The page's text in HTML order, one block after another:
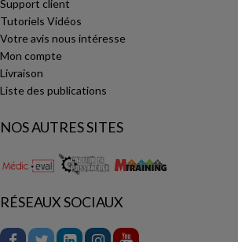
Support client
Tutoriels Vidéos
Votre avis nous intéresse
Mon compte
Livraison
Liste des publications
NOS AUTRES SITES
RÉSEAUX SOCIAUX